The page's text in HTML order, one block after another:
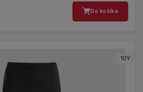
Do košíka
10Y